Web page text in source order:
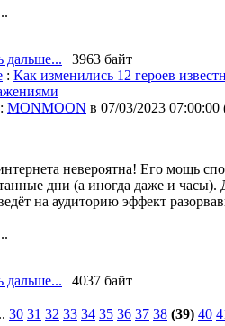
дальше... | 3963 байт
: Как изменились 12 героев
MONMOON в 07/03/2023 07:00:00
невероятна! Его мощь
дни (а иногда даже и часы).
на аудиторию эффект
дальше... | 4037 байт
30 31 32 33 34 35 36 37 38 (39) 40